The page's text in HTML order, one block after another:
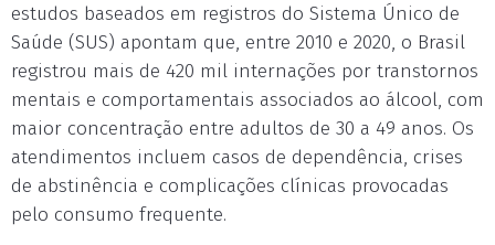
estudos baseados em registros do Sistema Único de
Saúde (SUS) apontam que, entre 2010 e 2020, o Brasil
registrou mais de 420 mil internações por transtornos
mentais e comportamentais associados ao álcool, com
maior concentração entre adultos de 30 a 49 anos. Os
atendimentos incluem casos de dependência, crises
de abstinência e complicações clínicas provocadas
pelo consumo frequente.